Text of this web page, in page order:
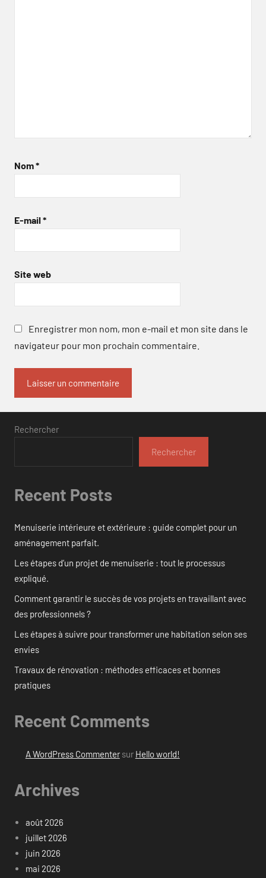
Nom*
E-mail *
Site web
Enregistrer mon nom, mon e-mail et mon site dans le
navigateur pour mon prochain commentaire.
Rechercher
Rechercher
Recent Posts
Menuiserie intérieure et extérieure : guide complet pour un
aménagement parfait.
Les étapes d’un projet de menuiserie : tout le processus
expliqué.
Comment garantir le succès de vos projets en travaillant avec
des professionnels ?
Les étapes à suivre pour transformer une habitation selon ses
envies
Travaux de rénovation : méthodes efficaces et bonnes
pratiques
Recent Comments
A WordPress Commentersur Hello world!
Archives
août 2026
juillet 2026
juin 2026
mai 2026